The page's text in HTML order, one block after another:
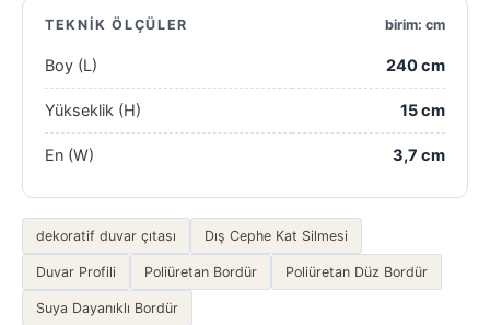
TEKNIK ÖLÇÜLER birim: cm
Boy (L) 240 cm
Yükseklik (H) 15 cm
En (W) 3,7 cm
dekoratif duvar çıtası Dış Cephe Kat Silmesi
Duvar Profili Poliüretan Bordür Poliüretan Düz Bordür
Suya Dayanıklı Bordür